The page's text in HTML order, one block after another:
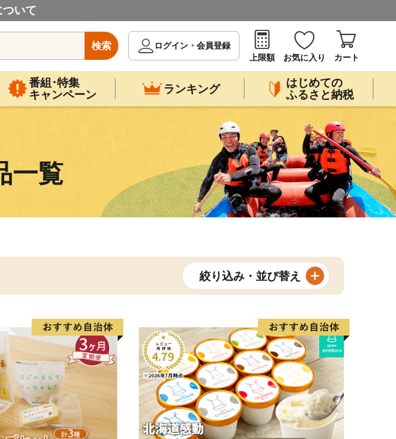
いて
検索
ログイン・会員登録
上限額
お気に入り カート
番組･特集
キャンペーン
ランキング
はじめての
ふるさと納税
一覧
絞り込み・並び替え